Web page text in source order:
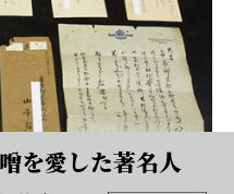
を愛した著名人